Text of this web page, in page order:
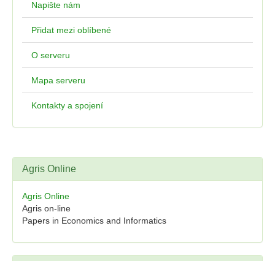
Napište nám
Přidat mezi oblíbené
O serveru
Mapa serveru
Kontakty a spojení
Agris Online
Agris Online
Agris on-line
Papers in Economics and Informatics